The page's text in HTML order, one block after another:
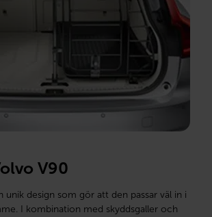
V90
unik design som gör att den passar väl in i
I kombination med skyddsgaller och